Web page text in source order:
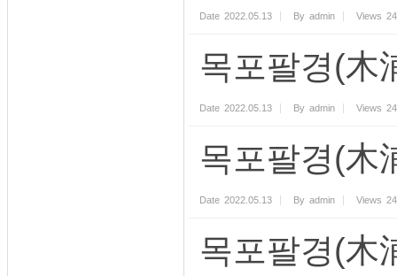
Date 2022.05.13 By admin Views
목포팔경(木
Date 2022.05.13 By admin Views
목포팔경(木
Date 2022.05.13 By admin Views
목포팔경(木